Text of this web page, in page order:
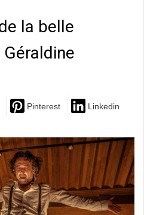
la belle
Pinterest Linkedin